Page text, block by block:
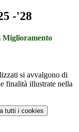
-'28
Miglioramento
si avvalgono di
finalità illustrate nella
tutti i cookies